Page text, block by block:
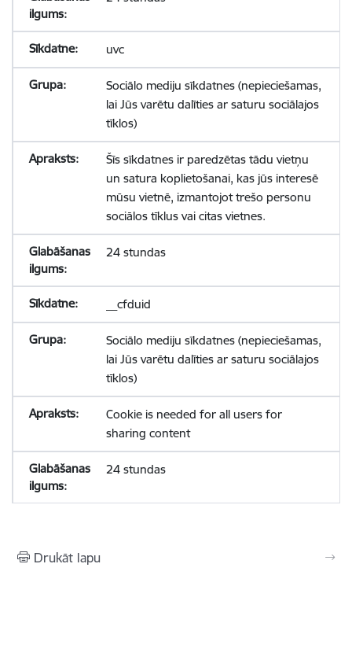
uvc
Sociālo mediju sīkdatnes (nepieciešamas,
lai Jūs varētu dalīties ar saturu sociālajos
tīklos)
Šīs sīkdatnes ir paredzētas tādu vietņu
un satura koplietošanai, kas jūs interesē
mūsu vietnē, izmantojot trešo personu
sociālos tīklus vai citas vietnes.
24 stundas
__cfduid
Sociālo mediju sīkdatnes (nepieciešamas,
lai Jūs varētu dalīties ar saturu sociālajos
tīklos)
Cookie is needed for all users for
sharing content
24 stundas
Drukāt lapu